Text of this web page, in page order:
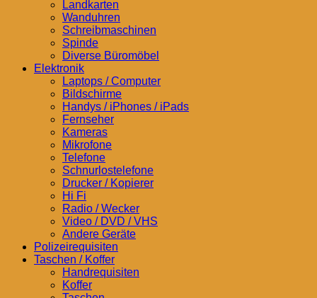
Landkarten
Wanduhren
Schreibmaschinen
Spinde
Diverse Büromöbel
Elektronik
Laptops / Computer
Bildschirme
Handys / iPhones / iPads
Fernseher
Kameras
Mikrofone
Telefone
Schnurlostelefone
Drucker / Kopierer
Hi Fi
Radio / Wecker
Video / DVD / VHS
Andere Geräte
Polizeirequisiten
Taschen / Koffer
Handrequisiten
Koffer